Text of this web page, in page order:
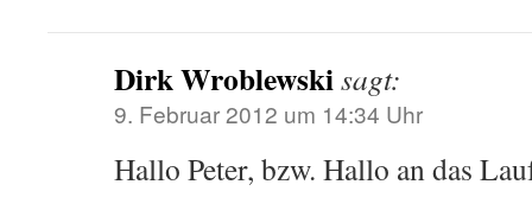
Dirk Wroblewskisagt:
9. Februar 2012 um 14:34 Uhr
Hallo Peter, bzw. Hallo an das